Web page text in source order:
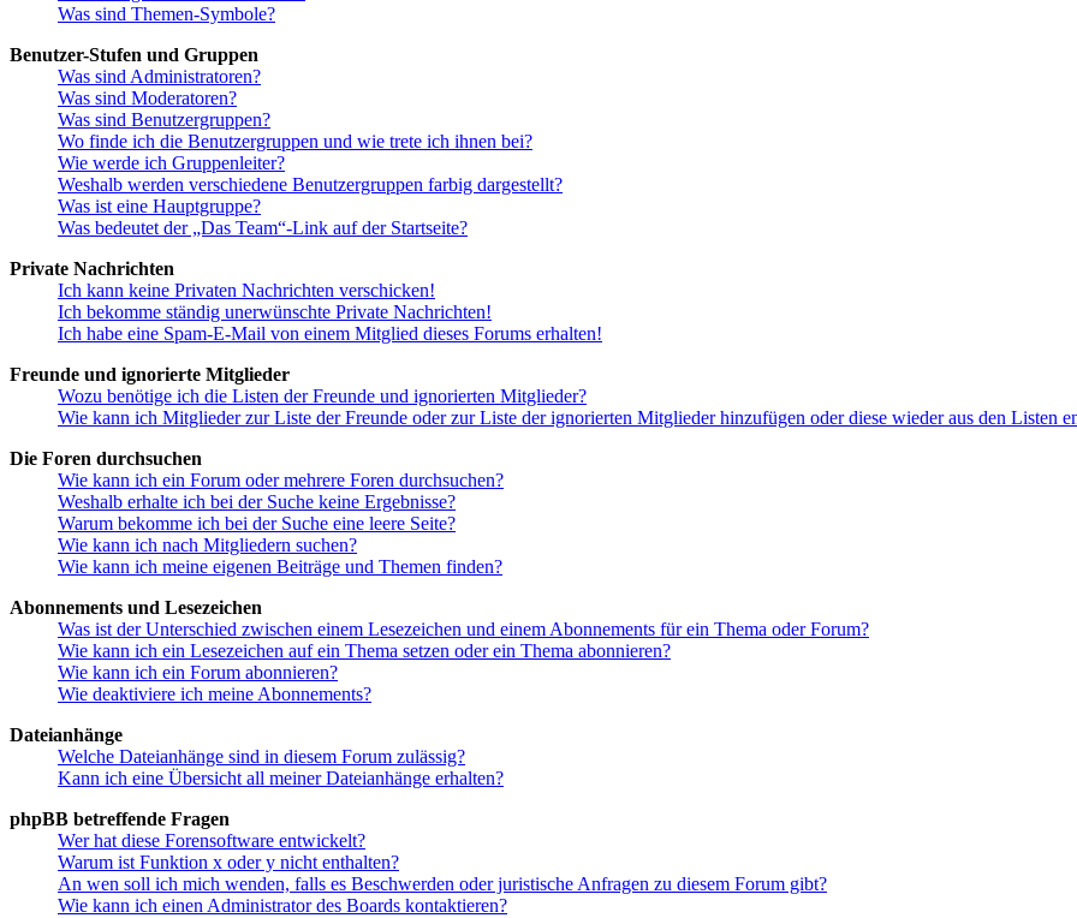
Was sind Themen-Symbole?
Benutzer-Stufen und Gruppen
Was sind Administratoren?
Was sind Moderatoren?
Was sind Benutzergruppen?
Wo finde ich die Benutzergruppen und wie trete ich ihnen bei?
Wie werde ich Gruppenleiter?
Weshalb werden verschiedene Benutzergruppen farbig dargestellt?
Was ist eine Hauptgruppe?
Was bedeutet der „Das Team“-Link auf der Startseite?
Private Nachrichten
Ich kann keine Privaten Nachrichten verschicken!
Ich bekomme ständig unerwünschte Private Nachrichten!
Ich habe eine Spam-E-Mail von einem Mitglied dieses Forums erhalten!
Freunde und ignorierte Mitglieder
Wozu benötige ich die Listen der Freunde und ignorierten Mitglieder?
Wie kann ich Mitglieder zur Liste der Freunde oder zur Liste der ignorierten Mitglieder hinzufügen oder diese wieder aus den Listen
Die Foren durchsuchen
Wie kann ich ein Forum oder mehrere Foren durchsuchen?
Weshalb erhalte ich bei der Suche keine Ergebnisse?
Warum bekomme ich bei der Suche eine leere Seite?
Wie kann ich nach Mitgliedern suchen?
Wie kann ich meine eigenen Beiträge und Themen finden?
Abonnements und Lesezeichen
Was ist der Unterschied zwischen einem Lesezeichen und einem Abonnements für ein Thema oder Forum?
Wie kann ich ein Lesezeichen auf ein Thema setzen oder ein Thema abonnieren?
Wie kann ich ein Forum abonnieren?
Wie deaktiviere ich meine Abonnements?
Dateianhänge
Welche Dateianhänge sind in diesem Forum zulässig?
Kann ich eine Übersicht all meiner Dateianhänge erhalten?
phpBB betreffende Fragen
Wer hat diese Forensoftware entwickelt?
Warum ist Funktion x oder y nicht enthalten?
An wen soll ich mich wenden, falls es Beschwerden oder juristische Anfragen zu diesem Forum gibt?
Wie kann ich einen Administrator des Boards kontaktieren?